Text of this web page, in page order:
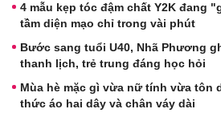
4 mẫu kẹp tóc đậm chất Y2K đang
tầm diện mạo chỉ trong vài phút
Bước sang tuổi U40, Nhã Phương
thanh lịch, trẻ trung đáng học hỏi
Mùa hè mặc gì vừa nữ tính vừa tôn
thức áo hai dây và chân váy dài